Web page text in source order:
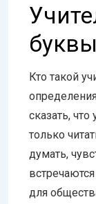
Кто такой
сказать, что
только
думать,
для